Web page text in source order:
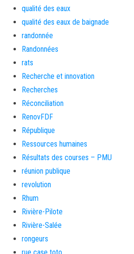
qualité des eaux
qualité des eaux de baignade
randonnée
Randonnées
rats
Recherche et innovation
Recherches
Réconciliation
RenovFDF
République
Ressources humaines
Résultats des courses – PMU
réunion publique
revolution
Rhum
Rivière-Pilote
Rivière-Salée
rongeurs